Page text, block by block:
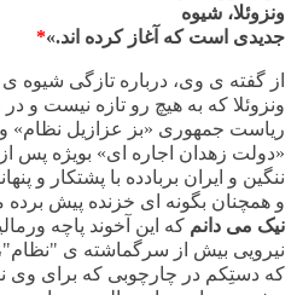
ونزوئلا، شیوه
جدیدی است که آغاز کرده اند.
»
*
از گفته ی وی، درباره تازگی شیوه ی
ونزوئلا که به هیچ رو تازه نیست و
ریاست جمهوری «بز عزازیل نظام»
«دولت زهدان اجاره ای» بویژه پس
ننگین و ایران بربادده با پشتکار و
و همچنان بگونه ای خزنده پیش
نیک می دانم که این آخوند پاچه
نیرویی بیش از سرگماشته ی "نظام"،
که دستِکم در چارچوبی که برای وی